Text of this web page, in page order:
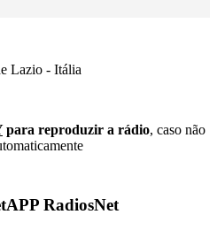
Lazio - Itália
para reproduzir a rádio, caso não
APP RadiosNet